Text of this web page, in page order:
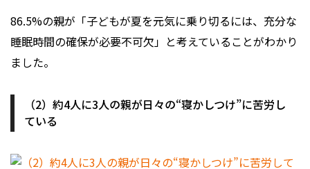
86.5%の親が「子どもが夏を元気に乗り切るには、充分な
睡眠時間の確保が必要不可欠」と考えていることがわかり
ました。
（2）約4人に3人の親が日々の“寝かしつけ”に苦労し
ている